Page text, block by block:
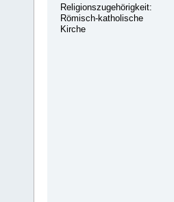
Religionszugehörigkeit:
Römisch-katholische
Kirche